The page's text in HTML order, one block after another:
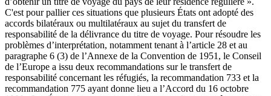
C'est pour pallier ces situations que plusieurs États ont adopté des
accords bilatéraux ou multilatéraux au sujet du transfert de
responsabilité de la délivrance du titre de voyage. Pour résoudre les
problèmes d’interprétation, notamment tenant à l’article 28 et au
paragraphe 6 (3) de l’Annexe de la Convention de 1951, le Conseil
de l’Europe a issu deux recommandations sur le transfert de
responsabilité concernant les réfugiés, la recommandation 733 et la
recommandation 775 ayant donne lieu a l’Accord du 16 octobre